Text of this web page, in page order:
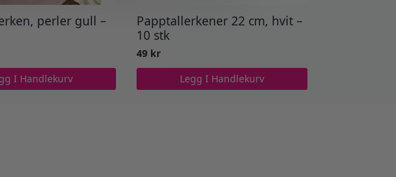
perler gull –
I Handlekurv
Papptallerkener 22 cm, hvit –
10 stk
49 kr
Legg I Handlekurv